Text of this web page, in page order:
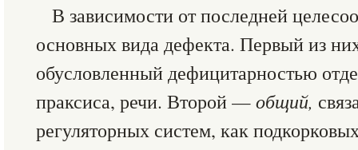
В зависимости от последней
основных вида дефекта. Первый из
обусловленный дефицитарностью
праксиса, речи. Второй —общий,
регуляторных систем, как